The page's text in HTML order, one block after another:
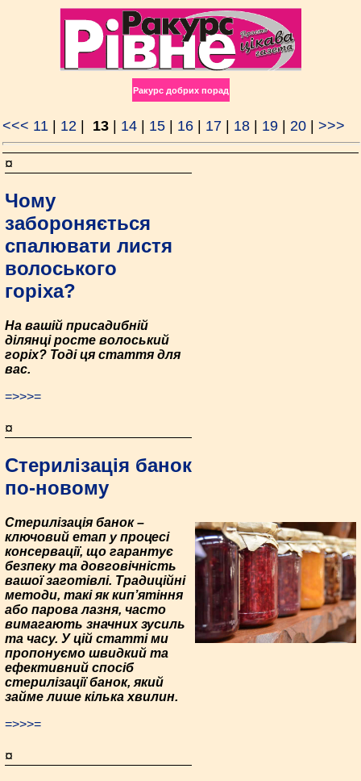
Ракурс добрих порад
<<< 11 12 13 14 15 16 17 18 19 20 >>>
¤
Чому
забороняється
спалювати листя
волоського
горіха?
На вашій присадибній
ділянці росте волоський
горіх? Тоді ця стаття для
вас.
=>>>=
¤
Стерилізація банок
по-новому
Стерилізація банок –
ключовий етап у процесі
консервації, що гарантує
безпеку та довговічність
вашої заготівлі. Традиційні
методи, такі як кип’ятіння
або парова лазня, часто
вимагають значних зусиль
та часу. У цій статті ми
пропонуємо швидкий та
ефективний спосіб
стерилізації банок, який
займе лише кілька хвилин.
=>>>=
¤